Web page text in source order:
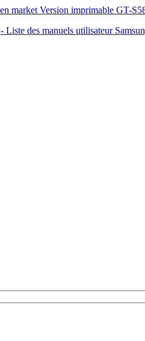
market Version imprimable GT-
- Liste des manuels utilisateur